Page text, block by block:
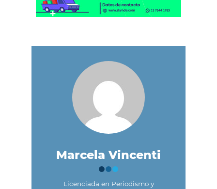
Marcela Vincenti
Licenciada en Periodismo y